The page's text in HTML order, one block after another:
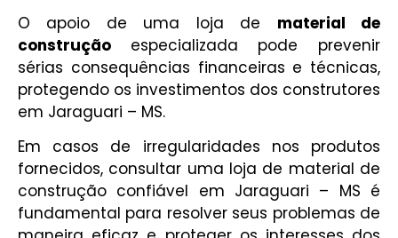
O apoio de uma loja de material de
construção especializada pode prevenir
sérias consequências financeiras e técnicas,
protegendo os investimentos dos construtores
em Jaraguari – MS.
Em casos de irregularidades nos produtos
fornecidos, consultar uma loja de material de
construção confiável em Jaraguari – MS é
fundamental para resolver seus problemas de